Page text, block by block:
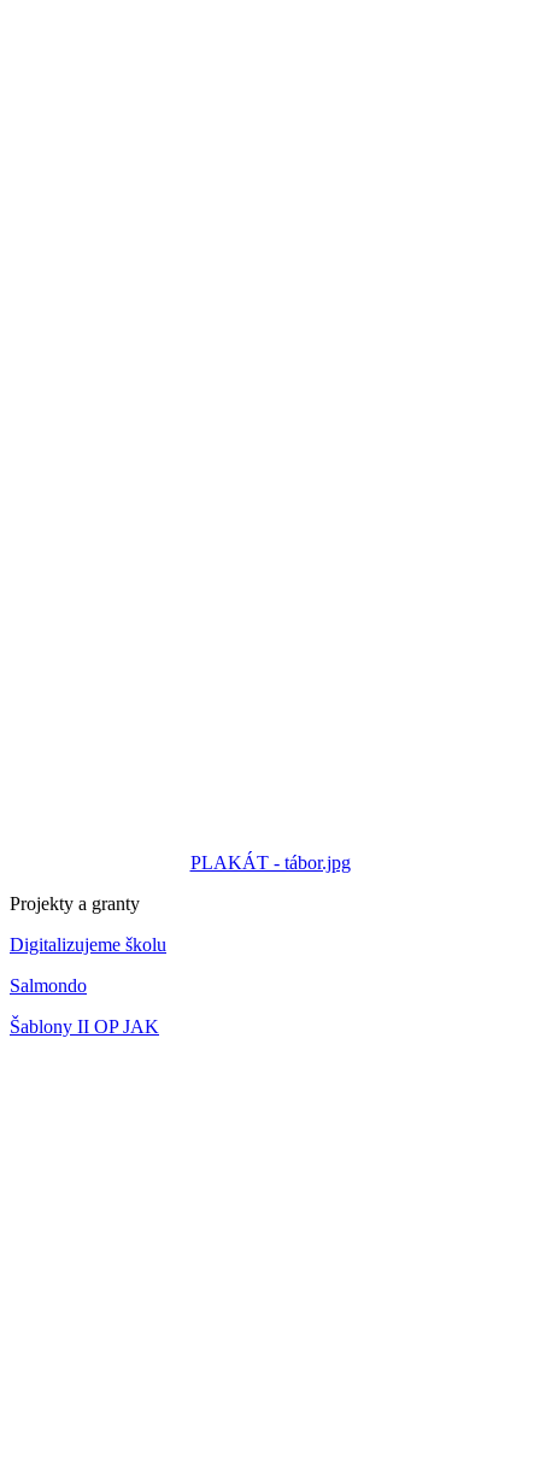
PLAKÁT - tábor.jpg
Projekty a granty
Digitalizujeme školu
Salmondo
Šablony II OP JAK